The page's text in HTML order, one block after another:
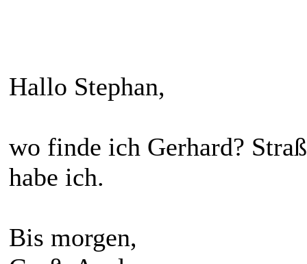
Hallo Stephan,
wo finde ich Gerhard?
habe ich.
Bis morgen,